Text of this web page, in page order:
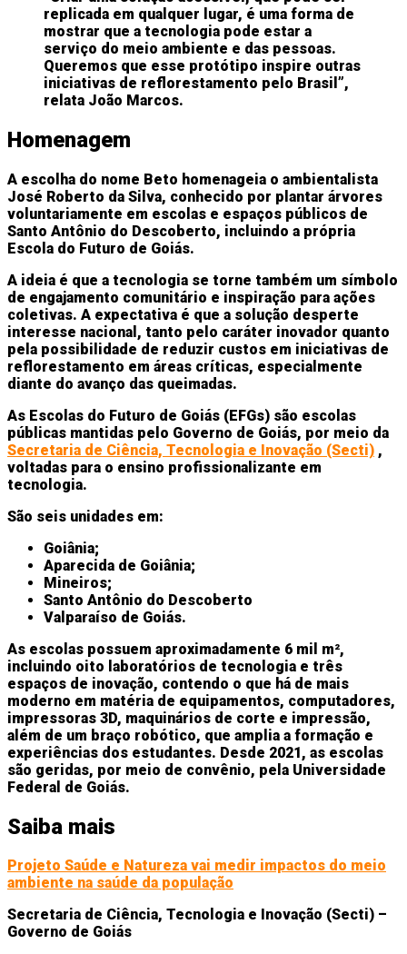
replicada em qualquer lugar, é uma forma de
mostrar que a tecnologia pode estar a
serviço do meio ambiente e das pessoas.
Queremos que esse protótipo inspire outras
iniciativas de reflorestamento pelo Brasil”,
relata João Marcos.
Homenagem
A escolha do nome Beto homenageia o ambientalista
José Roberto da Silva, conhecido por plantar árvores
voluntariamente em escolas e espaços públicos de
Santo Antônio do Descoberto, incluindo a própria
Escola do Futuro de Goiás.
A ideia é que a tecnologia se torne também um símbolo
de engajamento comunitário e inspiração para ações
coletivas. A expectativa é que a solução desperte
interesse nacional, tanto pelo caráter inovador quanto
pela possibilidade de reduzir custos em iniciativas de
reflorestamento em áreas críticas, especialmente
diante do avanço das queimadas.
As Escolas do Futuro de Goiás (EFGs) são escolas
públicas mantidas pelo Governo de Goiás, por meio da
Secretaria de Ciência, Tecnologia e Inovação (Secti) ,
voltadas para o ensino profissionalizante em
tecnologia.
São seis unidades em:
Goiânia;
Aparecida de Goiânia;
Mineiros;
Santo Antônio do Descoberto
Valparaíso de Goiás.
As escolas possuem aproximadamente 6 mil m²,
incluindo oito laboratórios de tecnologia e três
espaços de inovação, contendo o que há de mais
moderno em matéria de equipamentos, computadores,
impressoras 3D, maquinários de corte e impressão,
além de um braço robótico, que amplia a formação e
experiências dos estudantes. Desde 2021, as escolas
são geridas, por meio de convênio, pela Universidade
Federal de Goiás.
Saiba mais
Projeto Saúde e Natureza vai medir impactos do meio
ambiente na saúde da população
Secretaria de Ciência, Tecnologia e Inovação (Secti) –
Governo de Goiás